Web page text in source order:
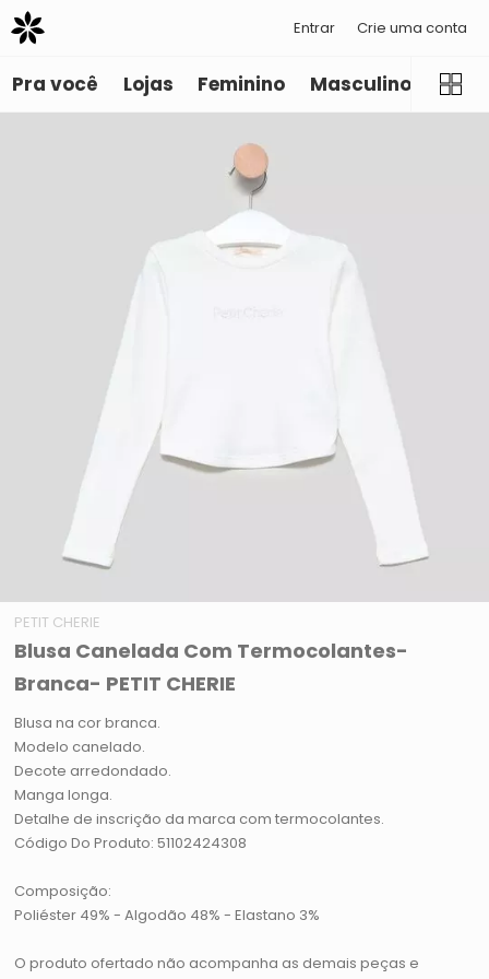
Entrar Crie uma conta
Pra você Lojas Feminino Masculino
PETIT CHERIE
Blusa Canelada Com Termocolantes-
Branca- PETIT CHERIE
Blusa na cor branca.
Modelo canelado.
Decote arredondado.
Manga longa.
Detalhe de inscrição da marca com termocolantes.
Código Do Produto: 51102424308
Composição:
Poliéster 49% - Algodão 48% - Elastano 3%
O produto ofertado não acompanha as demais peças e